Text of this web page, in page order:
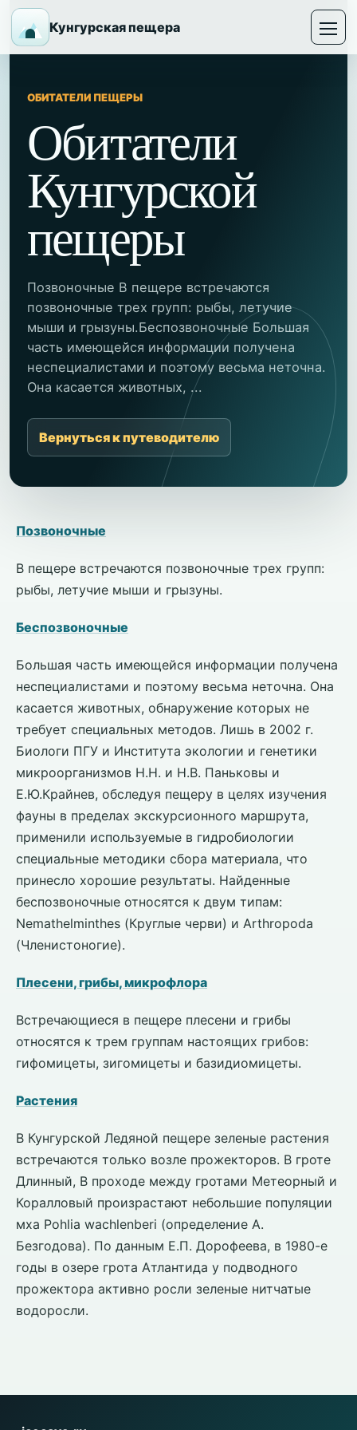
Кунгурская пещера
ОБИТАТЕЛИ ПЕЩЕРЫ
Обитатели
Кунгурской
пещеры
Позвоночные В пещере встречаются
позвоночные трех групп: рыбы, летучие
мыши и грызуны.Беспозвоночные Большая
часть имеющейся информации получена
неспециалистами и поэтому весьма неточна.
Она касается животных, ...
Вернуться к путеводителю
Позвоночные
В пещере встречаются позвоночные трех групп:
рыбы, летучие мыши и грызуны.
Беспозвоночные
Большая часть имеющейся информации получена
неспециалистами и поэтому весьма неточна. Она
касается животных, обнаружение которых не
требует специальных методов. Лишь в 2002 г.
Биологи ПГУ и Института экологии и генетики
микроорганизмов Н.Н. и Н.В. Паньковы и
Е.Ю.Крайнев, обследуя пещеру в целях изучения
фауны в пределах экскурсионного маршрута,
применили используемые в гидробиологии
специальные методики сбора материала, что
принесло хорошие результаты. Найденные
беспозвоночные относятся к двум типам:
Nemathelminthes (Круглые черви) и Arthropoda
(Членистоногие).
Плесени, грибы, микрофлора
Встречающиеся в пещере плесени и грибы
относятся к трем группам настоящих грибов:
гифомицеты, зигомицеты и базидиомицеты.
Растения
В Кунгурской Ледяной пещере зеленые растения
встречаются только возле прожекторов. В гроте
Длинный, В проходе между гротами Метеорный и
Коралловый произрастают небольшие популяции
мха Pohlia wachlenberi (определение А.
Безгодова). По данным Е.П. Дорофеева, в 1980-е
годы в озере грота Атлантида у подводного
прожектора активно росли зеленые нитчатые
водоросли.